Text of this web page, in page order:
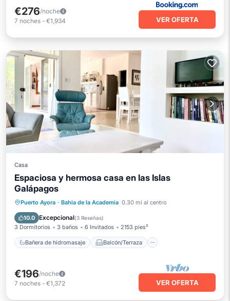
€276/noche
7 noches - €1,934 VER OFERTA
Casa
Espaciosa y hermosa casa en las Islas
Galápagos
Puerto Ayora · Bahia de la Academia 0.30 mi al centro
10.0 Excepcional(3 Reseñas)
3 Dormitorios 3 baños 6 Invitados 2153 pies²
Bañera de hidromasaje Balcón/Terraza
Bañera de hidromasaje
Balcón/Terraza
Cocina
Aire acondicionado
€196/noche
7 noches - €1,372 VER OFERTA